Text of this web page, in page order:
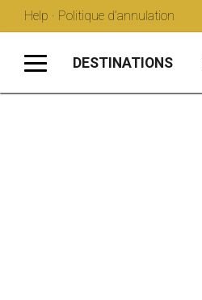
Help · Politique d’annulation
DESTINATIONS